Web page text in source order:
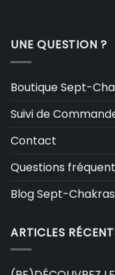
UNE QUESTION ?
Boutique Sept-
Suivi de
Contact
Questions
Blog Sept-Chakras
ARTICLES